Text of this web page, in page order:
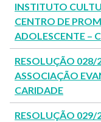
INSTITUTO
CENTRO DE
ADOLESCENTE –
RESOLUÇÃO
ASSOCIAÇÃO
CARIDADE
RESOLUÇÃO